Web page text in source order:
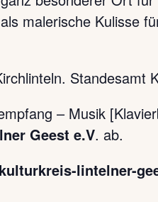
malerische Kulisse
Standesamt
– Musik
Geest e.V. ab.
lintelner-